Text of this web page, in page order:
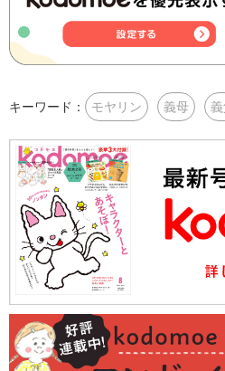
キーワード： モヤリン 義母